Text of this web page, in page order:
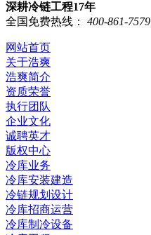
深耕冷链工程17年
全国免费热线：
400-861-7579
网站首页
关于浩爽
浩爽简介
资质荣誉
执行团队
企业文化
诚聘英才
版权中心
冷库业务
冷库安装建造
冷链规划设计
冷库招商运营
冷库制冷设备